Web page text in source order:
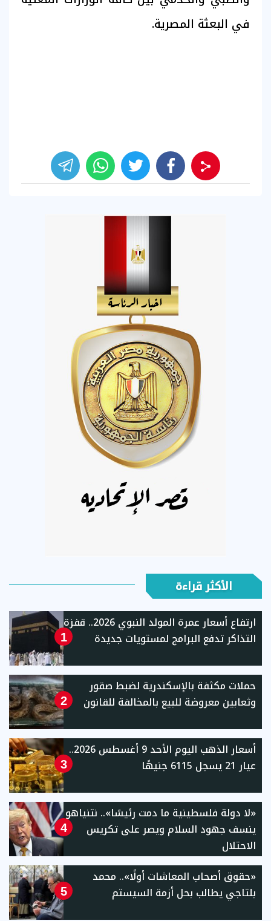
في البعثة المصرية.
الأكثر قراءة
1
ارتفاع أسعار عمرة المولد النبوي 2026.. قفزة
التذاكر تدفع البرامج لمستويات جديدة
2
حملات مكثفة بالإسكندرية لضبط صقور
وثعابين معروضة للبيع بالمخالفة للقانون
3
أسعار الذهب اليوم الأحد 9 أغسطس 2026..
عيار 21 يسجل 6115 جنيهًا
4
«لا دولة فلسطينية ما دمت رئيسًا».. نتنياهو
ينسف جهود السلام ويصر على تكريس
الاحتلال
5
«حقوق أصحاب المعاشات أولًا».. محمد
بلتاجي يطالب بحل أزمة السيستم